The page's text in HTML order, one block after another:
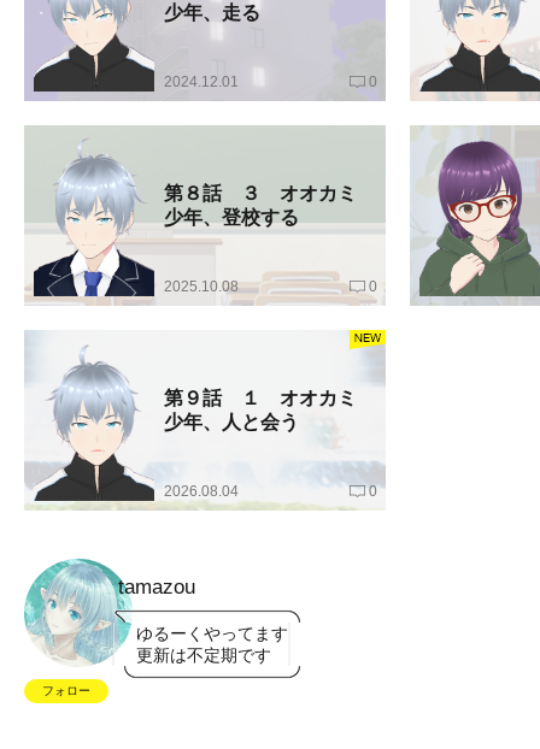
少年、走る
2024.12.01 0
第８話 ３ オオカミ
少年、登校する
2025.10.08 0
第９話 １ オオカミ
少年、人と会う
2026.08.04 0
フォロー
tamazou
ゆるーくやってます
更新は不定期です